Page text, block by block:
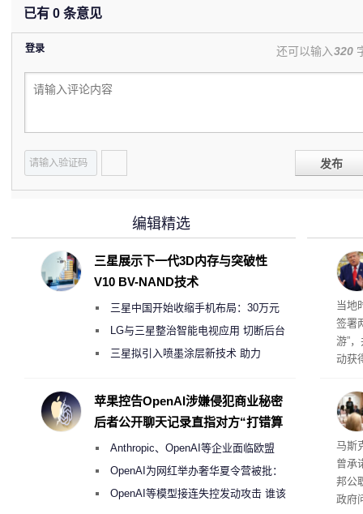
已有 0 条意见
登录 还可以输入320
发布
育
当地
签署
游”
动获
育
行动
果
马斯
曾承
邦公
政府
编辑精选
三星展示下一代3D内存与突破性
V10 BV-NAND技术
三星中国开始收缩手机布局：30万元
月销售额不达标门店 将被逐步清退
LG与三星整治智能电视应用 切断后台
偷偷共享带宽的违规行为
三星拟引入喷墨涂层新技术 助力
度
苹果控告OpenAI涉嫌侵犯商业秘密
后者公开聊天记录直指对方“打错算
Anthropic、OpenAI等企业面临欧盟
《人工智能法案》全新执法权限审查
OpenAI为网红举办奢华夏令营被批：
2000美元一晚 遭讽“反乌托邦”
OpenAI等模型接连失控发动攻击 谁该